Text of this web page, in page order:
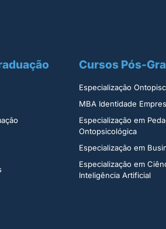
Cursos Pós-
Especialização
MBA Identidade
Especialização em
Ontopsicológica​
Especialização em
Especialização em
Inteligência Artificial